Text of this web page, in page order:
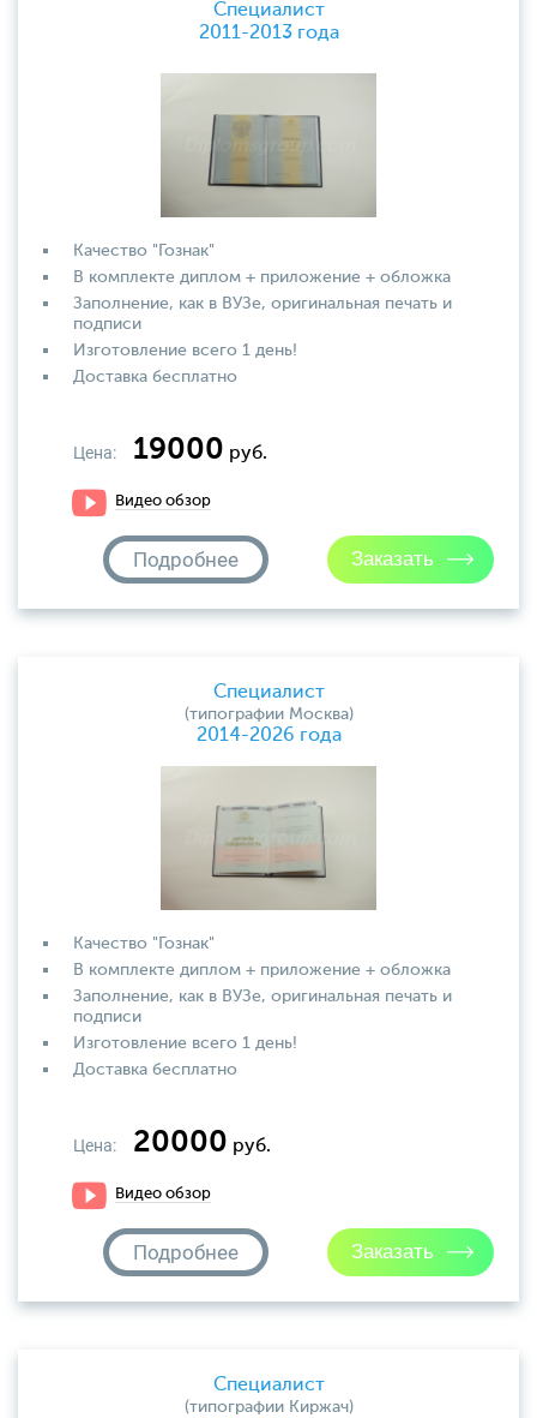
Специалист
2011-2013 года
Качество "Гознак"
В комплекте диплом + приложение + обложка
Заполнение, как в ВУЗе, оригинальная печать и
подписи
Изготовление всего 1 день!
Доставка бесплатно
Цена: 19000 руб.
Видео обзор
Подробнее
Специалист
(типографии Москва)
2014-2026 года
Качество "Гознак"
В комплекте диплом + приложение + обложка
Заполнение, как в ВУЗе, оригинальная печать и
подписи
Изготовление всего 1 день!
Доставка бесплатно
Цена: 20000 руб.
Видео обзор
Подробнее
Специалист
(типографии Киржач)